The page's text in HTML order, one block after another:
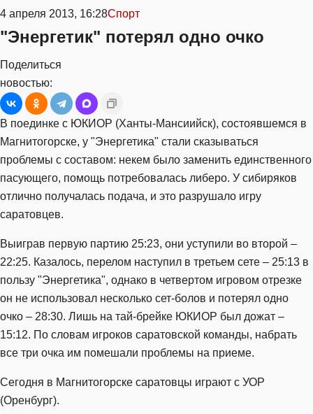
4 апреля 2013, 16:28Спорт
"Энергетик" потерял одно очко
Поделиться
новостью:
В поединке с ЮКИОР (Ханты-Мансиийск), состоявшемся в
Магнитогорске, у "Энергетика" стали сказываться
проблемы с составом: некем было заменить единственного
пасующего, помощь потребовалась либеро. У сибиряков
отлично получалась подача, и это разрушало игру
саратовцев.
Выиграв первую партию 25:23, они уступили во второй –
22:25. Казалось, перелом наступил в третьем сете – 25:13 в
пользу "Энергетика", однако в четвертом игровом отрезке
он не использовал несколько сет-болов и потерял одно
очко – 28:30. Лишь на тай-брейке ЮКИОР был дожат –
15:12. По словам игроков саратовской команды, набрать
все три очка им помешали проблемы на приеме.
Сегодня в Магнитогорске саратовцы играют с УОР
(Оренбург).